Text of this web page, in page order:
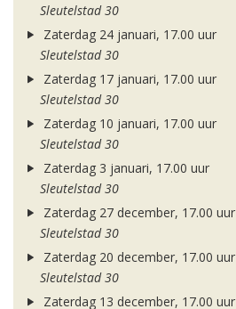
Sleutelstad 30
Zaterdag 24 januari, 17.00 uur
Sleutelstad 30
Zaterdag 17 januari, 17.00 uur
Sleutelstad 30
Zaterdag 10 januari, 17.00 uur
Sleutelstad 30
Zaterdag 3 januari, 17.00 uur
Sleutelstad 30
Zaterdag 27 december, 17.00 uur
Sleutelstad 30
Zaterdag 20 december, 17.00 uur
Sleutelstad 30
Zaterdag 13 december, 17.00 uur